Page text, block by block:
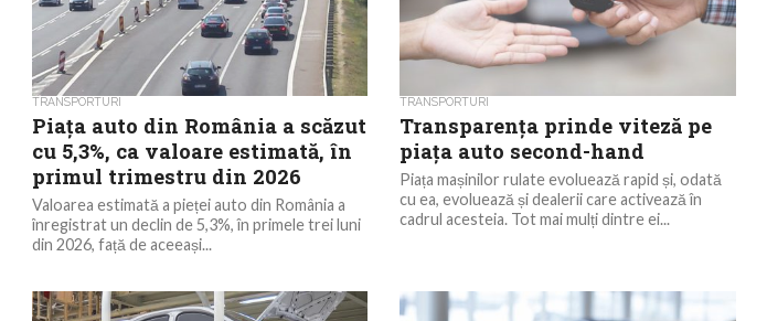
TRANSPORTURI
Piața auto din România a scăzut
cu 5,3%, ca valoare estimată, în
primul trimestru din 2026
Valoarea estimată a pieței auto din România a
înregistrat un declin de 5,3%, în primele trei luni
din 2026, față de aceeași...
TRANSPORTURI
Transparența prinde viteză pe
piața auto second-hand
Piața mașinilor rulate evoluează rapid și, odată
cu ea, evoluează și dealerii care activează în
cadrul acesteia. Tot mai mulți dintre ei...